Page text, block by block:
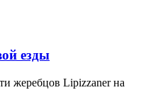
езды
жеребцов Lipizzaner на